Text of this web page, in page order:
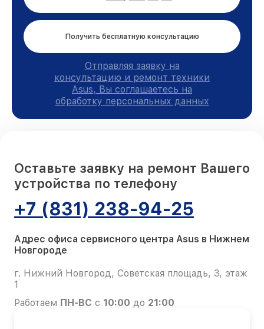
Получить бесплатную консультацию
Отправляя заявку на
консультацию и ремонт техники
Asus, Вы соглашаетесь на
обработку персональных данных
Оставьте заявку на ремонт Вашего
устройства по телефону
+7 (831) 238-94-25
Адрес офиса сервисного центра Asus в Нижнем
Новгороде
г. Нижний Новгород, Советская площадь, 3, этаж
1
Работаем ПН-ВС с 10:00 до 21:00